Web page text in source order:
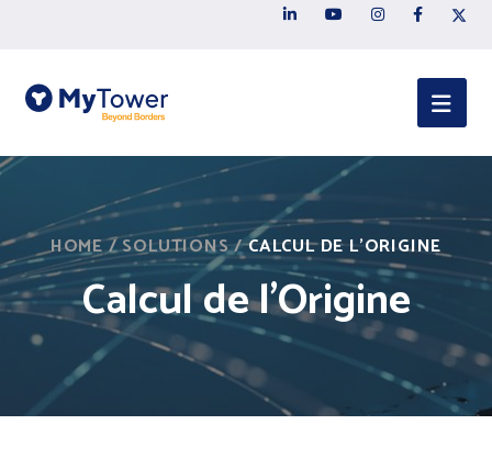
HOME/SOLUTIONS/CALCUL DE L’ORIGINE
Calcul de l’Origine